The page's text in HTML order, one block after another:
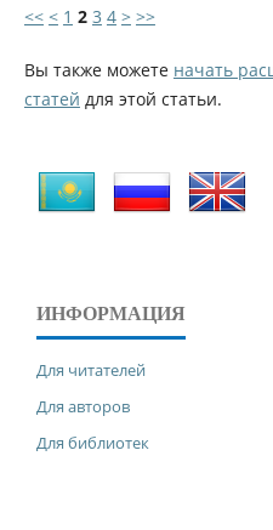
<< < 1 2 3 4 > >>
Вы также можете начать
статей для этой статьи.
ИНФОРМАЦИЯ
Для читателей
Для авторов
Для библиотек